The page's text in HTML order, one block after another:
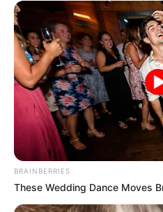
BRAINBERRIES
These Wedding Dance Moves